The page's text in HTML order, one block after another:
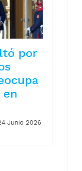
por
Junio 2026